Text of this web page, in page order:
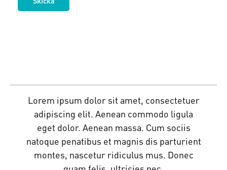
Lorem ipsum dolor sit amet, consectetuer
adipiscing elit. Aenean commodo ligula
eget dolor. Aenean massa. Cum sociis
natoque penatibus et magnis dis parturient
montes, nascetur ridiculus mus. Donec